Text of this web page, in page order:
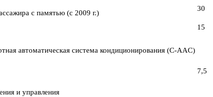
с памятью (с 2009 г.)
30
15
автоматическая система кондиционирования (C-AAC)
и управления
7,5